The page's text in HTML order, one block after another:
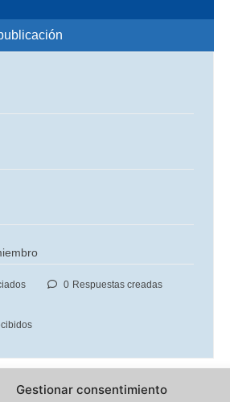
Gestionar consentimiento
0 Respuestas creadas